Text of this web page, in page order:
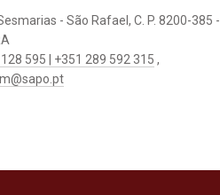
- São Rafael, C. P. 8200-385 -
595 | +351 289 592 315 ,